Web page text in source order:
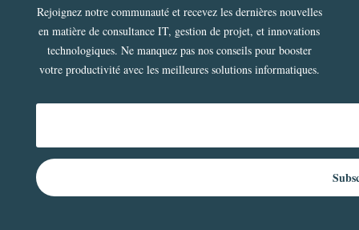
Rejoignez notre communauté et recevez les dernières nouvelles
en matière de consultance IT, gestion de projet, et innovations
technologiques. Ne manquez pas nos conseils pour booster
votre productivité avec les meilleures solutions informatiques.